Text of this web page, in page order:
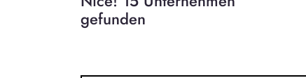
gefunden